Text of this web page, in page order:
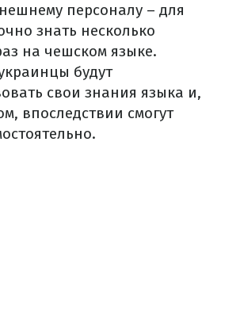
персоналу – для
знать несколько
на чешском языке.
будут
свои знания языка и,
впоследствии смогут